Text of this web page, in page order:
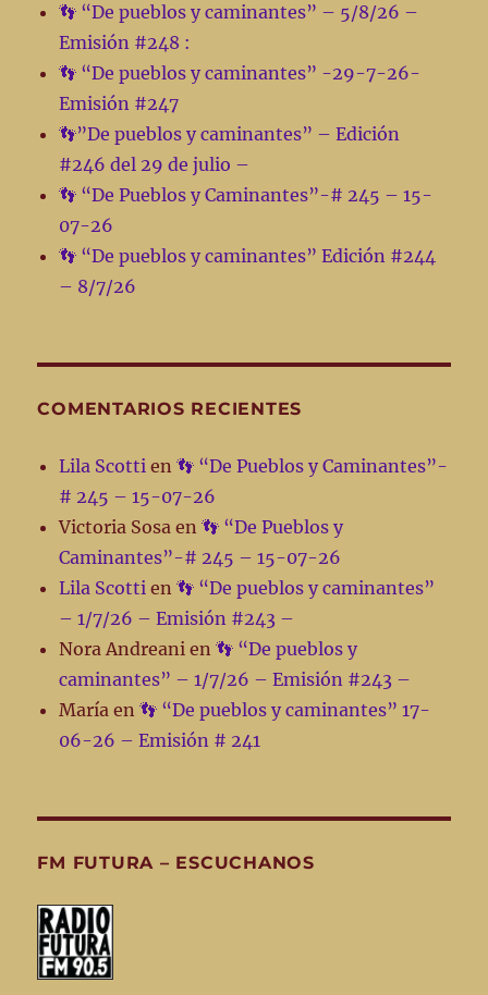
radio
Emisión
13-
👣 “De pueblos y caminantes” – 5/8/26 –
Emisión #248 :
👣 “De pueblos y caminantes” -29-7-26-
Emisión #247
👣”De pueblos y caminantes” – Edición
#246 del 29 de julio –
👣 “De Pueblos y Caminantes”-# 245 – 15-
07-26
👣 “De pueblos y caminantes” Edición #244
– 8/7/26
COMENTARIOS RECIENTES
Lila Scotti en👣 “De Pueblos y Caminantes”-
# 245 – 15-07-26
Victoria Sosa en👣 “De Pueblos y
Caminantes”-# 245 – 15-07-26
Lila Scotti en👣 “De pueblos y caminantes”
– 1/7/26 – Emisión #243 –
Nora Andreani en👣 “De pueblos y
caminantes” – 1/7/26 – Emisión #243 –
María en👣 “De pueblos y caminantes” 17-
06-26 – Emisión # 241
FM FUTURA – ESCUCHANOS